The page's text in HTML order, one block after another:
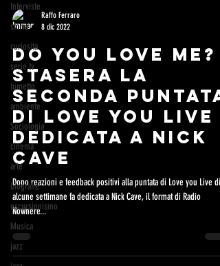
Interviste
storia
curiosità
serie tv
fumetto
ambiente
Sociologia
cinema
arte
biografie
escursionismo
Musica
jazz
Raffo Ferraro
8 dic 2022
DO YOU LOVE ME?
STASERA LA
SECONDA PUNTATA
DI LOVE YOU LIVE
DEDICATA A NICK
CAVE
Dopo reazioni e feedback positivi alla puntata di Love you Live di
alcune settimane fa dedicata a Nick Cave, il format di Radio
Nowhere...